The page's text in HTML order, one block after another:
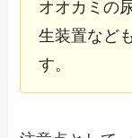
オオカミの
生装置など
す。